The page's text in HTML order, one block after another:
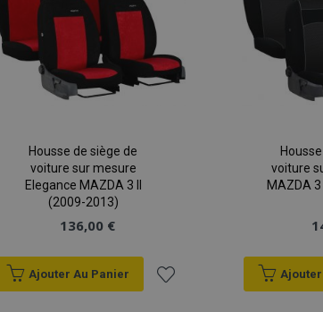
Housse de siège de
voiture sur mesure
Elegance MAZDA 3 II
(2009-2013)
136,00 €
Ajouter Au Panier
voiture
MAZDA